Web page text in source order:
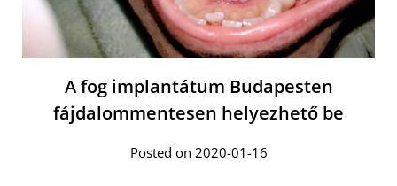
A fog implantátum Budapesten
fájdalommentesen helyezhető be
Posted on 2020-01-16